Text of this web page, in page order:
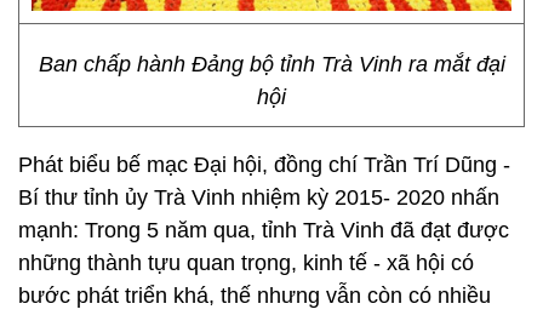
Ban chấp hành Đảng bộ tỉnh Trà Vinh ra mắt đại
hội
Phát biểu bế mạc Đại hội, đồng chí Trần Trí Dũng -
Bí thư tỉnh ủy Trà Vinh nhiệm kỳ 2015- 2020 nhấn
mạnh: Trong 5 năm qua, tỉnh Trà Vinh đã đạt được
những thành tựu quan trọng, kinh tế - xã hội có
bước phát triển khá, thế nhưng vẫn còn có nhiều